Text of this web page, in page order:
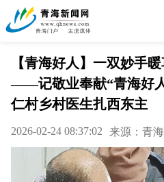
【青海好人】一双妙手
——记敬业奉献“青海好
仁村乡村医生扎西东主
2026-02-24 08:37:02 来源：青